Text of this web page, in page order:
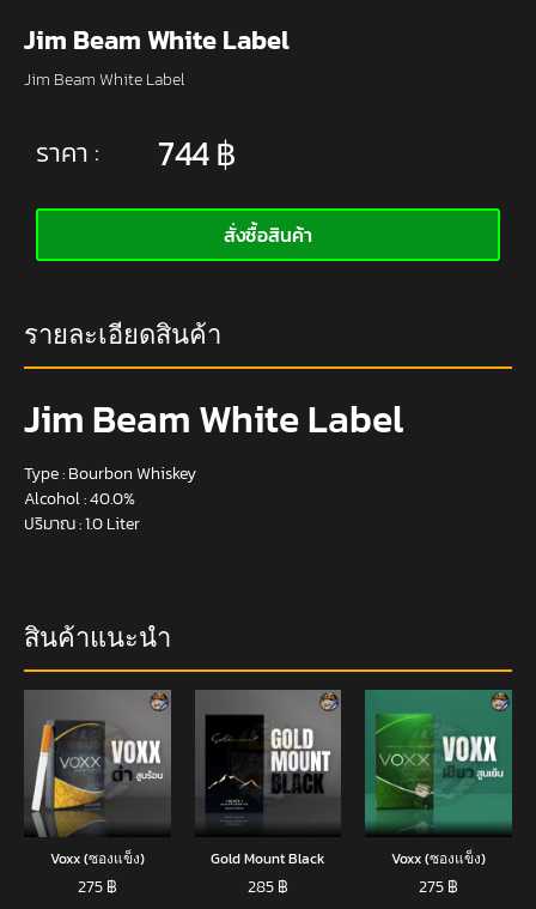
Jim Beam White Label
Jim Beam White Label
ราคา : 744฿
สั่งซื้อสินค้า
รายละเอียดสินค้า
Jim Beam White Label
Type : Bourbon Whiskey
Alcohol : 40.0%
ปริมาณ : 1.0 Liter
สินค้าแนะนำ
Voxx (ซองแข็ง)
275฿
Gold Mount Black
285฿
Voxx (ซองแข็ง)
275฿